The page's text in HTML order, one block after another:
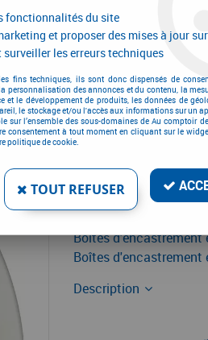
PROMOTIONS
COUVERCLE À
Réf. :103568
0,84€ TTC
Boîtes d'encastrement
Boîtes d'encastrement
Description
fonctionnalités du site
et proposer des mises à jour
les erreurs techniques
fins techniques, ils sont donc dispensés de
personnalisation des annonces et du contenu, la
et le développement de produits, les données de
le stockage et/ou l'accès aux informations sur un
sur l’ensemble des sous-domaines de Au comptoir
consentement à tout moment en cliquant sur le
politique de cookie.
TOUT REFUSER